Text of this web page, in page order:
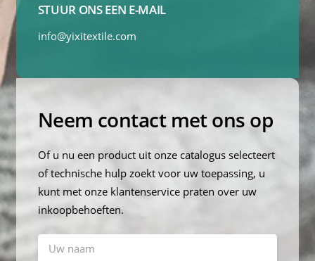
STUUR ONS EEN E-MAIL
info@yixitextile.com
Neem contact met ons op
Of u nu een product uit onze catalogus selecteert
of technische hulp zoekt voor uw toepassing, u
kunt met onze klantenservice praten over uw
inkoopbehoeften.